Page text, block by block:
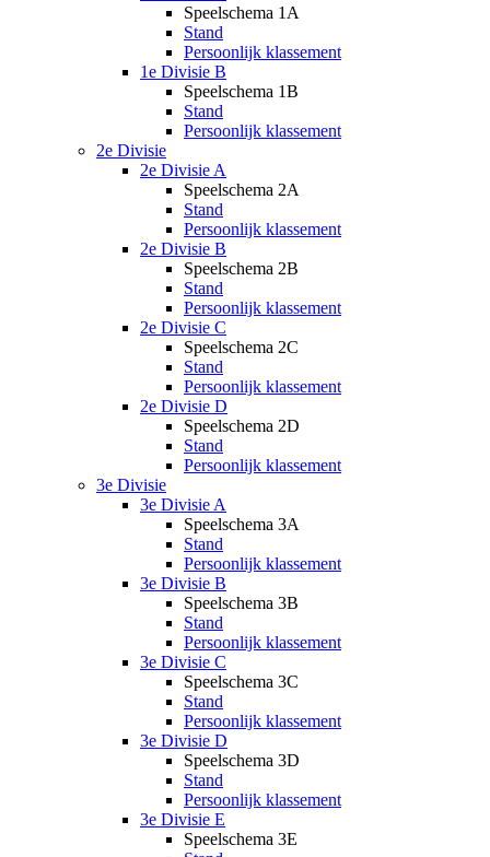
Speelschema 1A
Stand
Persoonlijk klassement
1e Divisie B
Speelschema 1B
Stand
Persoonlijk klassement
2e Divisie
2e Divisie A
Speelschema 2A
Stand
Persoonlijk klassement
2e Divisie B
Speelschema 2B
Stand
Persoonlijk klassement
2e Divisie C
Speelschema 2C
Stand
Persoonlijk klassement
2e Divisie D
Speelschema 2D
Stand
Persoonlijk klassement
3e Divisie
3e Divisie A
Speelschema 3A
Stand
Persoonlijk klassement
3e Divisie B
Speelschema 3B
Stand
Persoonlijk klassement
3e Divisie C
Speelschema 3C
Stand
Persoonlijk klassement
3e Divisie D
Speelschema 3D
Stand
Persoonlijk klassement
3e Divisie E
Speelschema 3E